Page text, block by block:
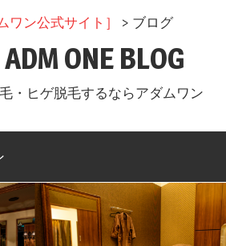
ワン公式サイト］ > ブログ
ADM ONE BLOG
・ヒゲ脱毛するならアダムワン